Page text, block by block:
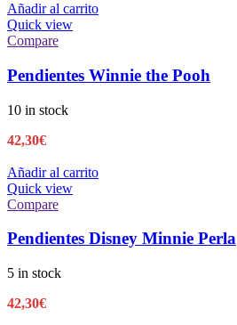
Añadir al carrito
Quick view
Compare
Pendientes Winnie the Pooh
10 in stock
42,30€
Añadir al carrito
Quick view
Compare
Pendientes Disney Minnie Perla
5 in stock
42,30€